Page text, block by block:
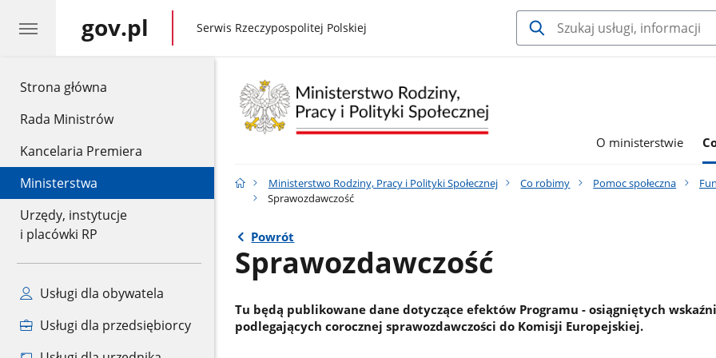
Strona główna
Rada Ministrów
Kancelaria Premiera
Ministerstwa
Urzędy, instytucje
i placówki RP
Usługi dla obywatela
Usługi dla przedsiębiorcy
gov.pl gov.pl
Serwis Rzeczypospolitej Polskiej
O ministerstwie
Ministerstwo Rodziny, Pracy i Polityki Społecznej Co robimy Pomoc społeczna
Sprawozdawczość
Powrót
Sprawozdawczość
Tu będą publikowane dane dotyczące efektów Programu - osiągniętych
podlegających corocznej sprawozdawczości do Komisji Europejskiej.